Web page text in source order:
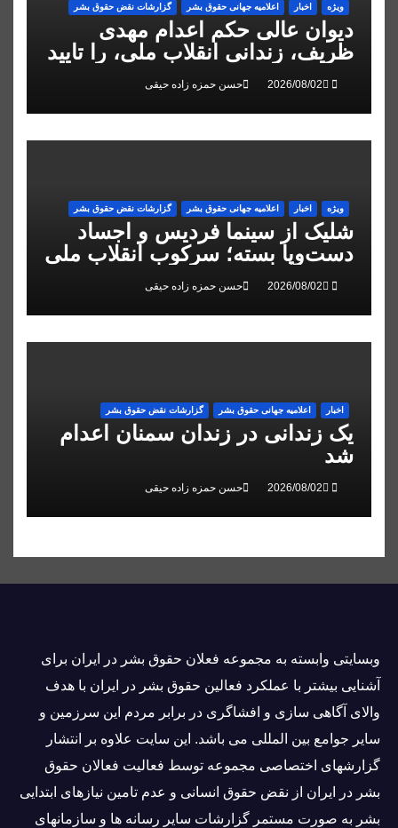
ویژه اخبار اعلاميه جهانی حقوق بشر گزارشات نقض حقوق بشر
دیوان عالی حکم اعدام مهدی
ظریف، زندانی انقلاب ملی، را تایید
کرد
حسن حمزه زاده حیقی
ویژه اخبار اعلاميه جهانی حقوق بشر گزارشات نقض حقوق بشر
شلیک از سینما فردیس و اجساد
دست‌وپا بسته؛ سرکوب انقلاب ملی
در البرز
حسن حمزه زاده حیقی
اخبار اعلاميه جهانی حقوق بشر گزارشات نقض حقوق بشر
یک زندانی در زندان سمنان اعدام
شد
حسن حمزه زاده حیقی
وبسايتى وابسته به مجموعه فعلان حقوق بشر در ایران برای
آشنایی بيشتر با عملکرد فعالین حقوق بشر در ایران با هدف
والاى آگاهى سازی و افشاگرى در برابر مردم این سرزمین و
ساير جوامع بین المللى می باشد. این سایت علاوه بر انتشار
گزارشهای اختصاصی مجموعه توسط فعاليت فعالان حقوق
بشر در ایران از نقض حقوق انسانی و عدم تامین نیازهای ابتدایی
بشر به صورت مستمر گزارشات سایر رسانه ها و سازمانهای